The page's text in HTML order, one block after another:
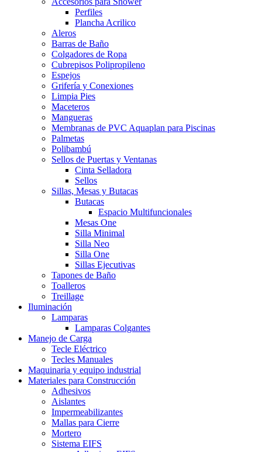
Perfiles
Plancha Acrilico
Aleros
Barras de Baño
Colgadores de Ropa
Cubrepisos Polipropileno
Espejos
Grifería y Conexiones
Limpia Pies
Maceteros
Mangueras
Membranas de PVC Aquaplan para Piscinas
Palmetas
Polibambú
Sellos de Puertas y Ventanas
Cinta Selladora
Sellos
Sillas, Mesas y Butacas
Butacas
Espacio Multifuncionales
Mesas One
Silla Minimal
Silla Neo
Silla One
Sillas Ejecutivas
Tapones de Baño
Toalleros
Treillage
Iluminación
Lamparas
Lamparas Colgantes
Manejo de Carga
Tecle Eléctrico
Tecles Manuales
Maquinaria y equipo industrial
Materiales para Construcción
Adhesivos
Aislantes
Impermeabilizantes
Mallas para Cierre
Mortero
Sistema EIFS